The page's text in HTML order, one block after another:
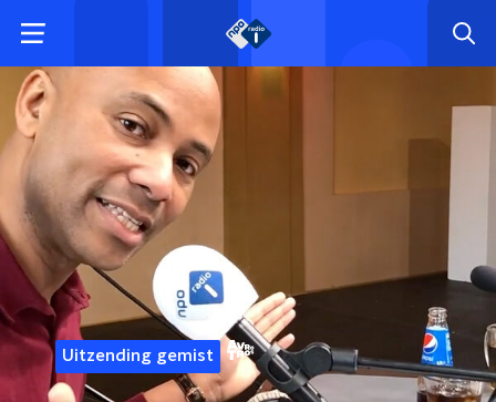
Uitzending gemist